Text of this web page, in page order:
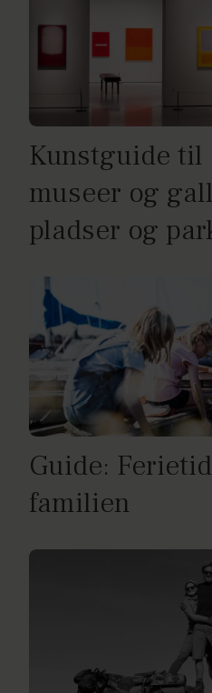
Kunstguide til
museer og
pladser og
Guide:
familien